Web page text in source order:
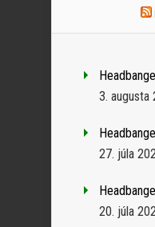
3. augusta
27. júla
20. júla